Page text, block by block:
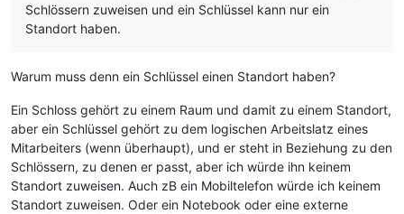
Schlössern zuweisen und ein Schlüssel kann nur ein
Standort haben.
Warum muss denn ein Schlüssel einen Standort haben?
Ein Schloss gehört zu einem Raum und damit zu einem Standort,
aber ein Schlüssel gehört zu dem logischen Arbeitslatz eines
Mitarbeiters (wenn überhaupt), und er steht in Beziehung zu den
Schlössern, zu denen er passt, aber ich würde ihn keinem
Standort zuweisen. Auch zB ein Mobiltelefon würde ich keinem
Standort zuweisen. Oder ein Notebook oder eine externe